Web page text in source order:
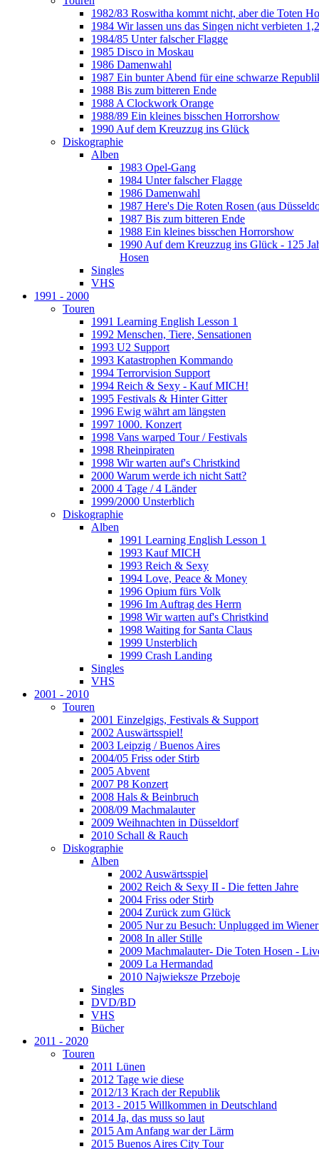
1982/83 Roswitha kommt nicht, aber die Toten
1984 Wir lassen uns das Singen nicht verbieten
1984/85 Unter falscher Flagge
1985 Disco in Moskau
1986 Damenwahl
1987 Ein bunter Abend für eine schwarze
1988 Bis zum bitteren Ende
1988 A Clockwork Orange
1988/89 Ein kleines bisschen Horrorshow
1990 Auf dem Kreuzzug ins Glück
Diskographie
Alben
1983 Opel-Gang
1984 Unter falscher Flagge
1986 Damenwahl
1987 Here's Die Roten Rosen (aus
1987 Bis zum bitteren Ende
1988 Ein kleines bisschen Horrorshow
1990 Auf dem Kreuzzug ins Glück - 125
Hosen
Singles
VHS
1991 - 2000
Touren
1991 Learning English Lesson 1
1992 Menschen, Tiere, Sensationen
1993 U2 Support
1993 Katastrophen Kommando
1994 Terrorvision Support
1994 Reich & Sexy - Kauf MICH!
1995 Festivals & Hinter Gitter
1996 Ewig währt am längsten
1997 1000. Konzert
1998 Vans warped Tour / Festivals
1998 Rheinpiraten
1998 Wir warten auf's Christkind
2000 Warum werde ich nicht Satt?
2000 4 Tage / 4 Länder
1999/2000 Unsterblich
Diskographie
Alben
1991 Learning English Lesson 1
1993 Kauf MICH
1993 Reich & Sexy
1994 Love, Peace & Money
1996 Opium fürs Volk
1996 Im Auftrag des Herrn
1998 Wir warten auf's Christkind
1998 Waiting for Santa Claus
1999 Unsterblich
1999 Crash Landing
Singles
VHS
2001 - 2010
Touren
2001 Einzelgigs, Festivals & Support
2002 Auswärtsspiel!
2003 Leipzig / Buenos Aires
2004/05 Friss oder Stirb
2005 Abvent
2007 P8 Konzert
2008 Hals & Beinbruch
2008/09 Machmalauter
2009 Weihnachten in Düsseldorf
2010 Schall & Rauch
Diskographie
Alben
2002 Auswärtsspiel
2002 Reich & Sexy II - Die fetten Jahre
2004 Friss oder Stirb
2004 Zurück zum Glück
2005 Nur zu Besuch: Unplugged im
2008 In aller Stille
2009 Machmalauter- Die Toten Hosen -
2009 La Hermandad
2010 Najwieksze Przeboje
Singles
DVD/BD
VHS
Bücher
2011 - 2020
Touren
2011 Lünen
2012 Tage wie diese
2012/13 Krach der Republik
2013 - 2015 Willkommen in Deutschland
2014 Ja, das muss so laut
2015 Am Anfang war der Lärm
2015 Buenos Aires City Tour